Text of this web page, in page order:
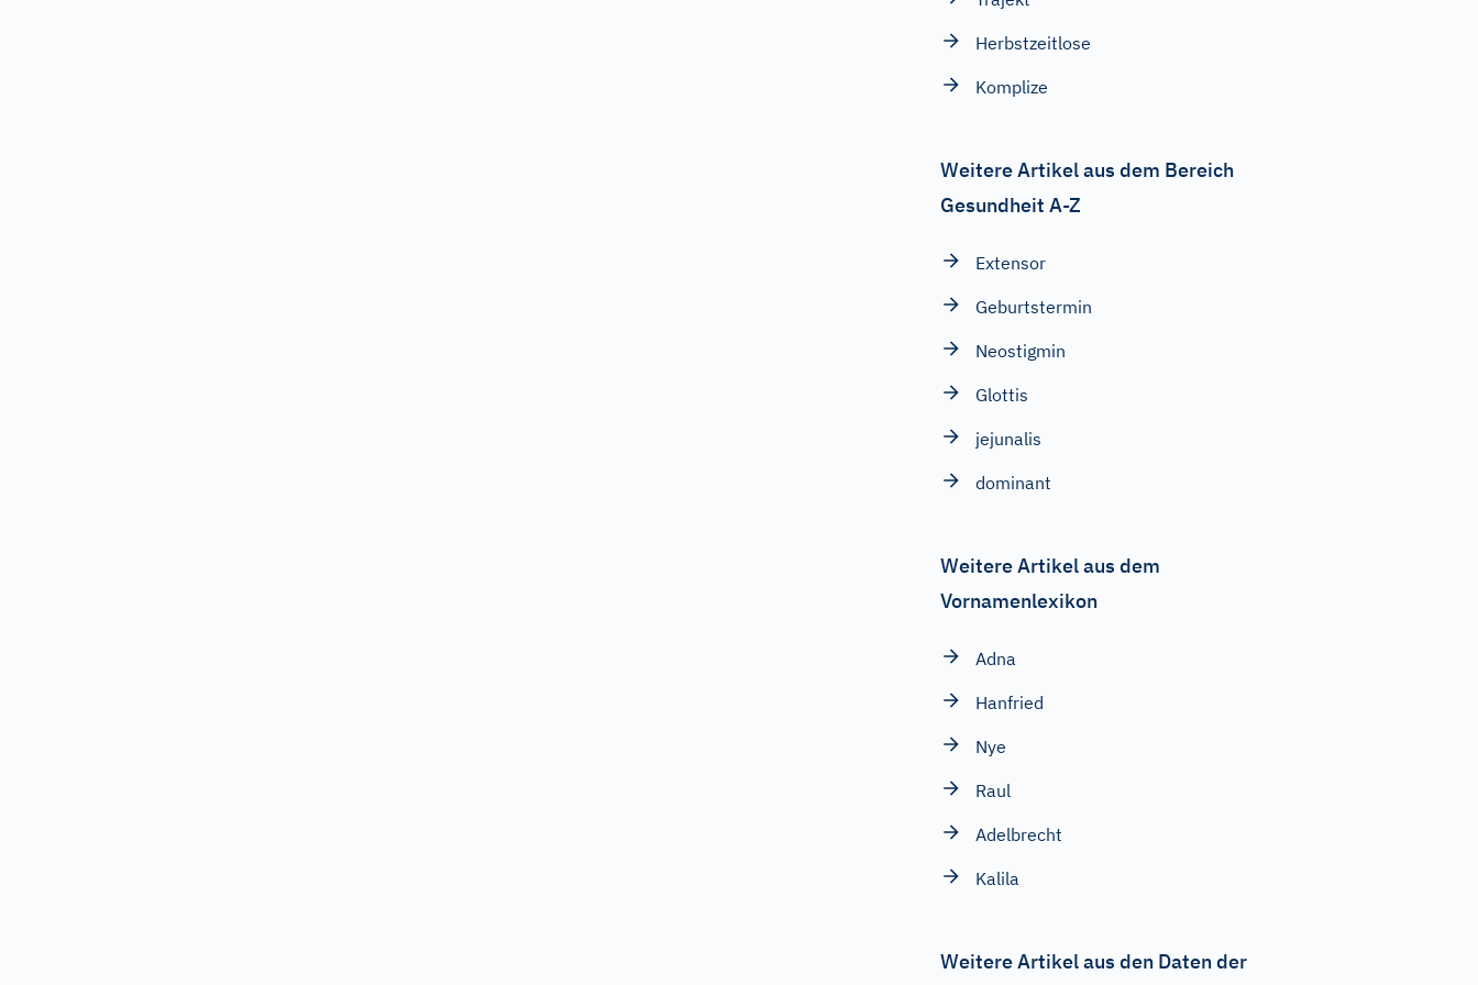
Herbstzeitlose
Komplize
Weitere Artikel aus dem Bereich
Gesundheit A-Z
Extensor
Geburtstermin
Neostigmin
Glottis
jejunalis
dominant
Weitere Artikel aus dem
Vornamenlexikon
Adna
Hanfried
Nye
Raul
Adelbrecht
Kalila
Weitere Artikel aus den Daten der